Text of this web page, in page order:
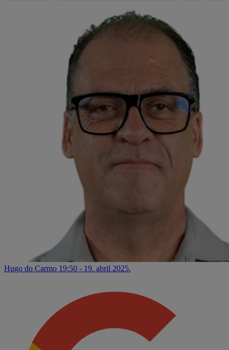
Hugo do Carmo 19:50 - 19. abril 2025.